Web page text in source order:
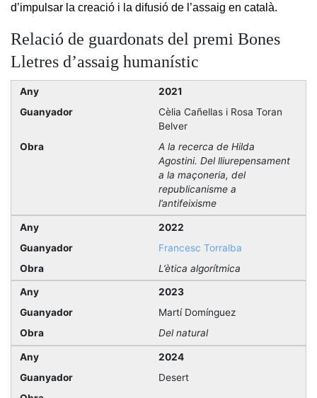
d’impulsar la creació i la difusió de l’assaig en català.
Relació de guardonats del premi Bones
Lletres d’assaig humanístic
2021
Cèlia Cañellas i Rosa Toran
Belver
A la recerca de Hilda
Agostini. Del lliurepensament
a la maçoneria, del
republicanisme a
l’antifeixisme
2022
Francesc Torralba
L’ètica algorítmica
2023
Martí Domínguez
Del natural
2024
Desert